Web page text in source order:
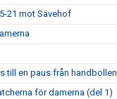
21 mot Sävehof
till en paus från handbollen
för damerna (del 1)